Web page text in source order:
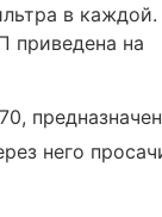
в каждой.
приведена на
него